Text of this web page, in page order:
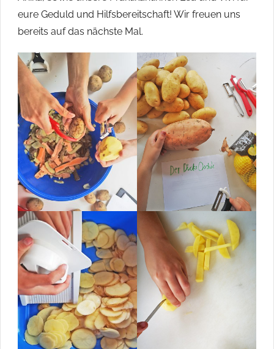
eure Geduld und Hilfsbereitschaft! Wir freuen uns
bereits auf das nächste Mal.